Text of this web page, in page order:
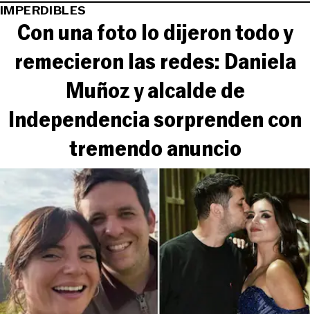
IMPERDIBLES
Con una foto lo dijeron todo y
remecieron las redes: Daniela
Muñoz y alcalde de
Independencia sorprenden con
tremendo anuncio